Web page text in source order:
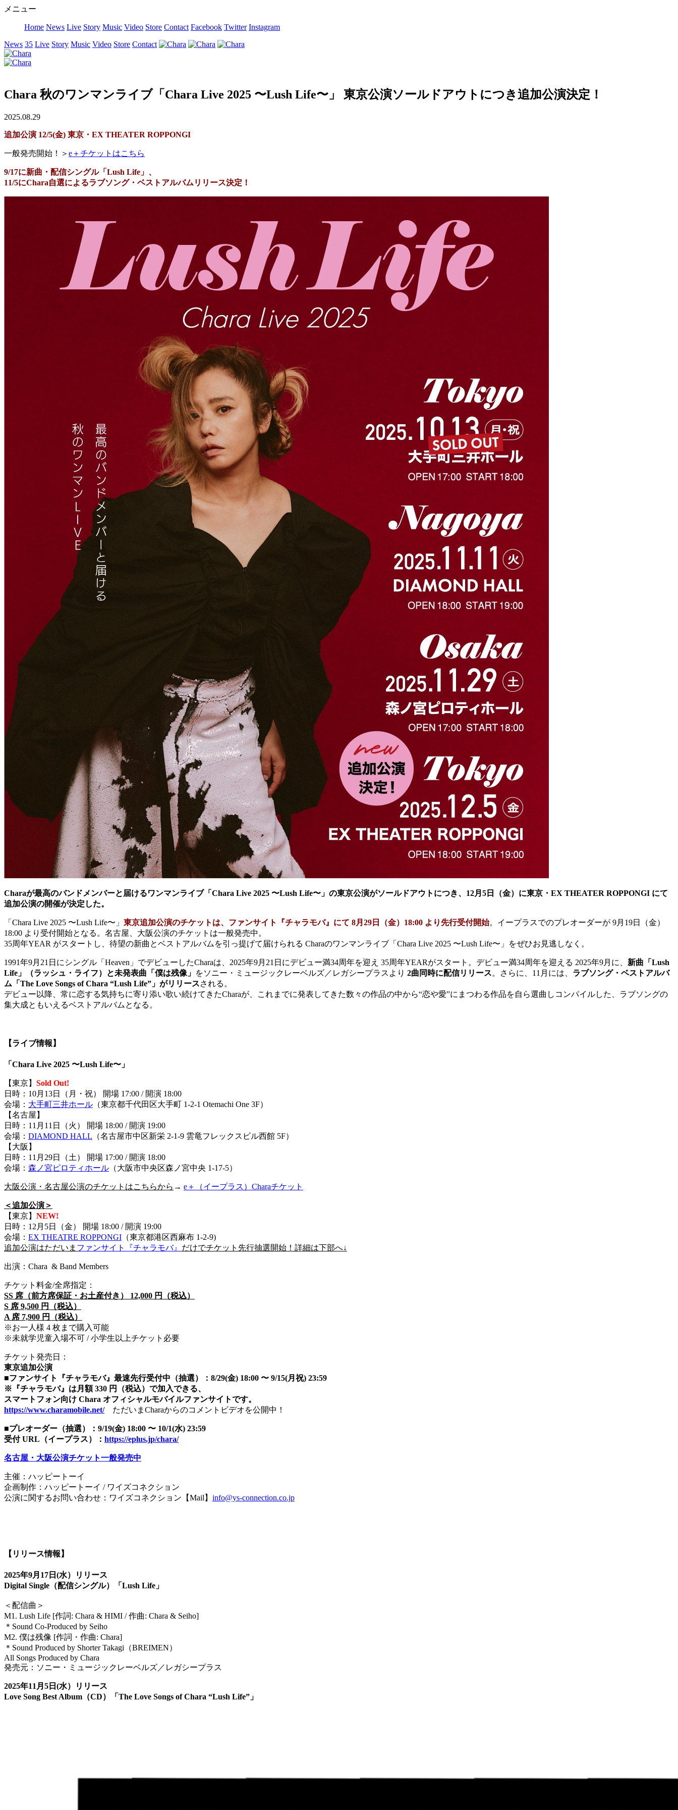
メニュー
Home News Live Story Music Video Store Contact Facebook Twitter Instagram
News 35 Live Story Music Video Store Contact
Chara 秋のワンマンライブ「Chara Live 2025 〜Lush Life〜」 東京公演ソールドアウトにつき追加公演決定！
2025.08.29
追加公演 12/5(金) 東京・EX THEATER ROPPONGI
一般発売開始！＞ e＋チケットはこちら
9/17に新曲・配信シングル「Lush Life」、
11/5にChara⾃選によるラブソング・ベストアルバムリリース決定！
Charaが最⾼のバンドメンバーと届けるワンマンライブ「Chara Live 2025 〜Lush Life〜」の東京公演がソールドアウトにつき、12⽉5日（⾦）に東京・EX THEATER ROPPONGI にて
追加公演の開催が決定した。
「Chara Live 2025 〜Lush Life〜」 東京追加公演のチケットは、ファンサイト『チャラモバ』にて 8⽉29⽇（⾦）18:00 より先⾏受付開始。イープラスでのプレオーダーが 9⽉19⽇（⾦）
18:00 より受付開始となる。名古屋、⼤阪公演のチケットは⼀般発売中。
35周年YEAR がスタートし、待望の新曲とベストアルバムを引っ提げて届けられる Charaのワンマンライブ「Chara Live 2025 〜Lush Life〜」をぜひお⾒逃しなく。
1991年9⽉21⽇にシングル「Heaven」でデビューしたCharaは、2025年9⽉21⽇にデビュー満34周年を迎え 35周年YEARがスタート。デビュー満34周年を迎える 2025年9⽉に、 新曲「Lush
Life」（ラッシュ・ライフ）と未発表曲「僕は残像」 をソニー・ミュージックレーベルズ／レガシープラスより 2曲同時に配信リリース。さらに、11⽉には、 ラブソング・ベストアルバ
ム「The Love Songs of Chara “Lush Life”」がリリースされる。
デビュー以降、常に恋する気持ちに寄り添い歌い続けてきたCharaが、これまでに発表してきた数々の作品の中から“恋や愛”にまつわる作品を⾃ら選曲しコンパイルした、ラブソングの
集⼤成ともいえるベストアルバムとなる。
【ライブ情報】
「Chara Live 2025 〜Lush Life〜」
【東京】 Sold Out!
⽇時：10⽉13⽇（⽉・祝） 開場 17:00 / 開演 18:00
会場： ⼤⼿町三井ホール （東京都千代⽥区⼤⼿町 1-2-1 Otemachi One 3F）
【名古屋】
⽇時：11⽉11⽇（⽕） 開場 18:00 / 開演 19:00
会場： DIAMOND HALL （名古屋市中区新栄 2-1-9 雲⻯フレックスビル⻄館 5F）
【⼤阪】
⽇時：11⽉29⽇（⼟） 開場 17:00 / 開演 18:00
会場： 森ノ宮ピロティホール （⼤阪市中央区森ノ宮中央 1-17-5）
大阪公演・名古屋公演のチケットはこちらから → e＋（イープラス）Charaチケット
＜追加公演＞
【東京】 NEW!
⽇時：12⽉5⽇（⾦） 開場 18:00 / 開演 19:00
会場： EX THEATRE ROPPONGI （東京都港区⻄⿇布 1-2-9)
追加公演はただいま ファンサイト『チャラモバ』 だけでチケット先行抽選開始！詳細は下部へ↓
出演：Chara & Band Members
チケット料⾦/全席指定：
SS 席（前⽅席保証・お⼟産付き） 12,000 円（税込）
S 席 9,500 円（税込）
A 席 7,900 円（税込）
※お⼀⼈様 4 枚まで購⼊可能
※未就学児童⼊場不可 / ⼩学⽣以上チケット必要
チケット発売⽇：
東京追加公演
■ファンサイト『チャラモバ』最速先⾏受付中（抽選）：8/29(⾦) 18:00 〜 9/15(⽉祝) 23:59
※『チャラモバ』は⽉額 330 円（税込）で加⼊できる、
スマートフォン向け Chara オフィシャルモバイルファンサイトです。
https://www.charamobile.net/ただいまCharaからのコメントビデオを公開中！
■プレオーダー（抽選）：9/19(⾦) 18:00 〜 10/1(⽔) 23:59
受付 URL（イープラス）： https://eplus.jp/chara/
名古屋・⼤阪公演チケット⼀般発売中
主催：ハッピートーイ
企画制作：ハッピートーイ / ワイズコネクション
公演に関するお問い合わせ：ワイズコネクション【Mail】 info@ys-connection.co.jp
【リリース情報】
2025年9⽉17⽇(水）リリース
Digital Single（配信シングル）「Lush Life」
＜配信曲＞
M1. Lush Life [作詞: Chara & HIMI / 作曲: Chara & Seiho]
＊Sound Co-Produced by Seiho
M2. 僕は残像 [作詞・作曲: Chara]
＊Sound Produced by Shorter Takagi（BREIMEN）
All Songs Produced by Chara
発売元：ソニー・ミュージックレーベルズ／レガシープラス
2025年11⽉5⽇(水）リリース
Love Song Best Album（CD）「The Love Songs of Chara “Lush Life”」